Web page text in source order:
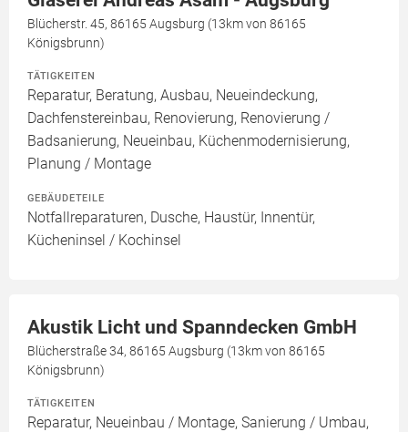
Blücherstr. 45, 86165 Augsburg (13km von 86165
Königsbrunn)
TÄTIGKEITEN
Reparatur, Beratung, Ausbau, Neueindeckung,
Dachfenstereinbau, Renovierung, Renovierung /
Badsanierung, Neueinbau, Küchenmodernisierung,
Planung / Montage
GEBÄUDETEILE
Notfallreparaturen, Dusche, Haustür, Innentür,
Kücheninsel / Kochinsel
Akustik Licht und Spanndecken GmbH
Blücherstraße 34, 86165 Augsburg (13km von 86165
Königsbrunn)
TÄTIGKEITEN
Reparatur, Neueinbau / Montage, Sanierung / Umbau,